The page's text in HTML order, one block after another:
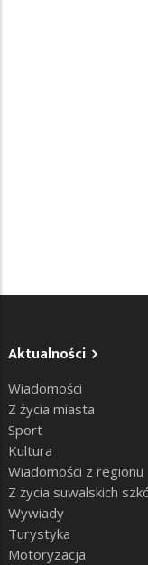
Aktualności
Wiadomości
Z życia miasta
Sport
Kultura
Wiadomości z regionu
Z życia suwalskich
Wywiady
Turystyka
Motoryzacja